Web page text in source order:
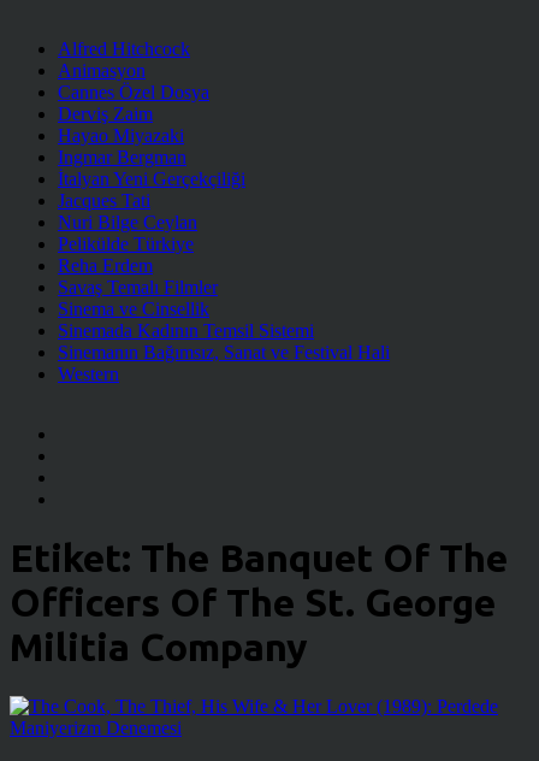
Alfred Hitchcock
Animasyon
Cannes Özel Dosya
Derviş Zaim
Hayao Miyazaki
Ingmar Bergman
İtalyan Yeni Gerçekçiliği
Jacques Tati
Nuri Bilge Ceylan
Pelikülde Türkiye
Reha Erdem
Savaş Temalı Filmler
Sinema ve Cinsellik
Sinemada Kadının Temsil Sistemi
Sinemanın Bağımsız, Sanat ve Festival Hali
Western
Etiket: The Banquet Of The
Officers Of The St. George
Militia Company